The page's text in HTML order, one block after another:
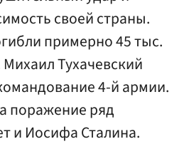
своей страны.
примерно 45 тыс.
Тухачевский
4-й армии.
поражение ряд
и Иосифа Сталина.